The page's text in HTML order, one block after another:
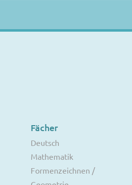
Fächer
Deutsch
Mathematik
Formenzeichnen /